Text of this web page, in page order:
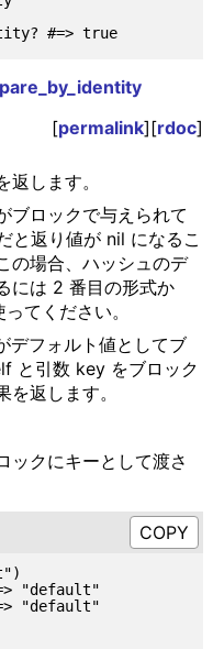
p h1.compare_by_identity? #=> true
[permalink][rdoc]
します。
ブロックで与えられて
と返り値が nil になるこ
の場合、ハッシュのデ
には 2 番目の形式か
てください。
デフォルト値としてブ
と引数 key をブロック
返します。
ックにキーとして渡さ
"default"
"default"